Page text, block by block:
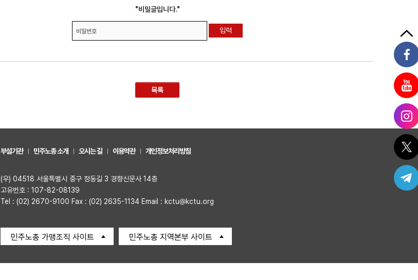
"비밀글입니다."
비밀번호
목록
부설기관 민주노총 소개 오시는 길 이용약관 개인정보처리방침
(우) 04518 서울특별시 중구 정동길 3 경향신문사 14층
고유번호 : 107-82-08139
Tel : (02) 2670-9100 Fax : (02) 2635-1134 Email : kctu@kctu.org
민주노총 가맹조직 사이트 민주노총 지역본부 사이트